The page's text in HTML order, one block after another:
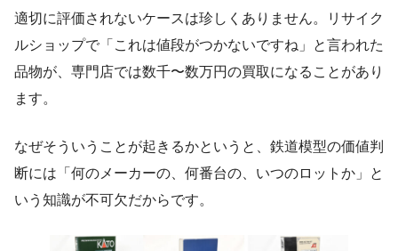
適切に評価されないケースは珍しくありません。リサイク
ルショップで「これは値段がつかないですね」と言われた
品物が、専門店では数千〜数万円の買取になることがあり
ます。
なぜそういうことが起きるかというと、鉄道模型の価値判
断には「何のメーカーの、何番台の、いつのロットか」と
いう知識が不可欠だからです。